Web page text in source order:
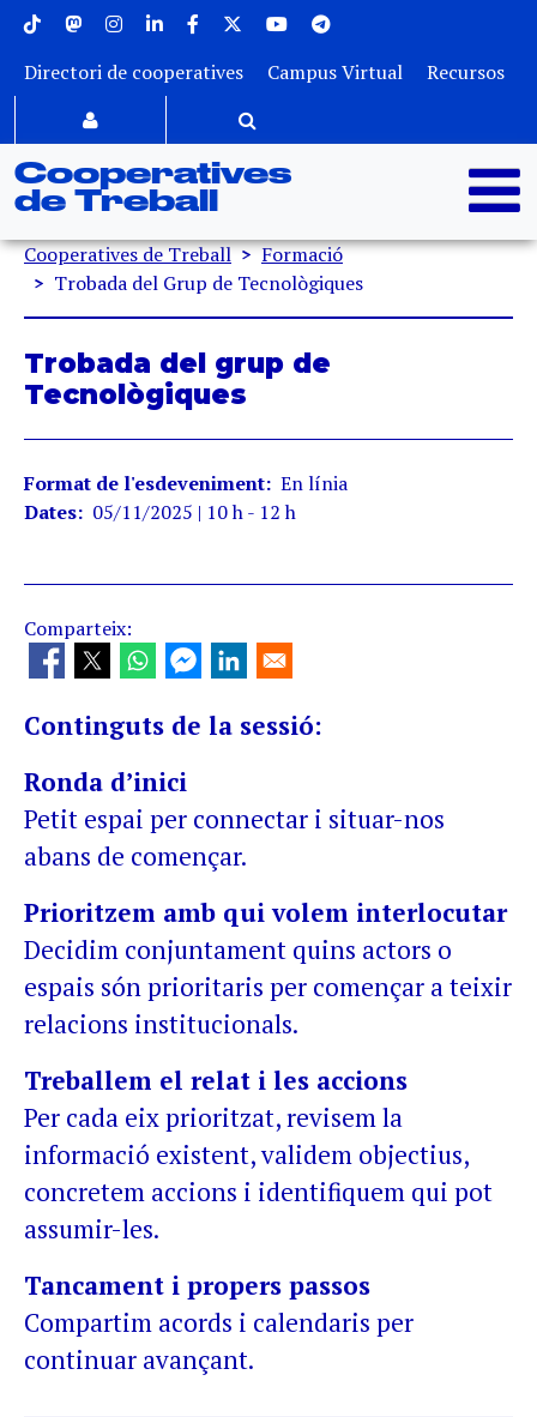
Vés al contingut
Menu superior
Directori de cooperatives Campus Virtual Recursos
Cooperatives
de Treball
Fil d'ariadna
Cooperatives de Treball
Formació
Trobada del Grup de Tecnològiques
Trobada del grup de
Tecnològiques
Format de l'esdeveniment En línia
Dates
05/11/2025 | 10 h - 12 h
Comparteix:
Continguts de la sessió:
Ronda d’inici
Petit espai per connectar i situar-nos
abans de començar.
Prioritzem amb qui volem interlocutar
Decidim conjuntament quins actors o
espais són prioritaris per començar a teixir
relacions institucionals.
Treballem el relat i les accions
Per cada eix prioritzat, revisem la
informació existent, validem objectius,
concretem accions i identifiquem qui pot
assumir-les.
Tancament i propers passos
Compartim acords i calendaris per
continuar avançant.